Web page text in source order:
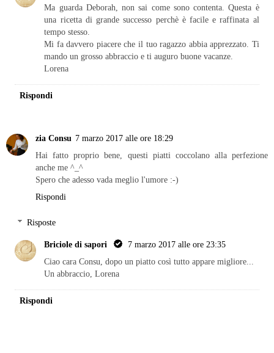
Ma guarda Deborah, non sai come sono contenta. Questa è
una ricetta di grande successo perchè è facile e raffinata al
tempo stesso.
Mi fa davvero piacere che il tuo ragazzo abbia apprezzato. Ti
mando un grosso abbraccio e ti auguro buone vacanze.
Lorena
Rispondi
zia Consu 7 marzo 2017 alle ore 18:29
Hai fatto proprio bene, questi piatti coccolano alla perfezione
anche me ^_^
Spero che adesso vada meglio l'umore :-)
Rispondi
Risposte
Briciole di sapori
7 marzo 2017 alle ore 23:35
Ciao cara Consu, dopo un piatto così tutto appare migliore...
Un abbraccio, Lorena
Rispondi